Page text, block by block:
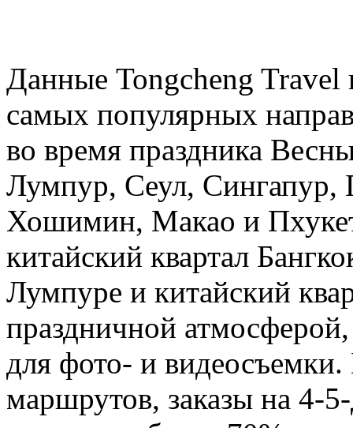
Данные Tongcheng Travel
самых популярных
во время праздника
Лумпур, Сеул, Сингапур,
Хошимин, Макао и
китайский квартал
Лумпуре и китайский
праздничной
для фото- и
маршрутов, заказы на 4-